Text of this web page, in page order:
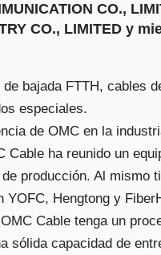
CO.,
CO., LIMITED y
bajada FTTH, cables
especiales.
de OMC en la
Cable ha reunido un
producción. Al mismo
YOFC, Hengtong y
Cable tenga un
sólida capacidad de